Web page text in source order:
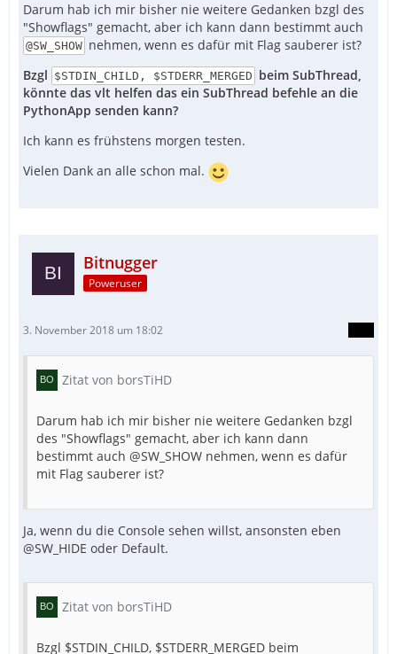
Darum hab ich mir bisher nie weitere Gedanken bzgl des
"Showflags" gemacht, aber ich kann dann bestimmt auch
@SW_SHOW nehmen, wenn es dafür mit Flag sauberer ist?
Bzgl $STDIN_CHILD, $STDERR_MERGED beim SubThread,
könnte das vlt helfen das ein SubThread befehle an die
PythonApp senden kann?
Ich kann es frühstens morgen testen.
Vielen Dank an alle schon mal.
Bitnugger
Poweruser
3. November 2018 um 18:02
Zitat von borsTiHD
Darum hab ich mir bisher nie weitere Gedanken bzgl
des "Showflags" gemacht, aber ich kann dann
bestimmt auch @SW_SHOW nehmen, wenn es dafür
mit Flag sauberer ist?
Ja, wenn du die Console sehen willst, ansonsten eben
@SW_HIDE oder Default.
Zitat von borsTiHD
Bzgl $STDIN_CHILD, $STDERR_MERGED beim